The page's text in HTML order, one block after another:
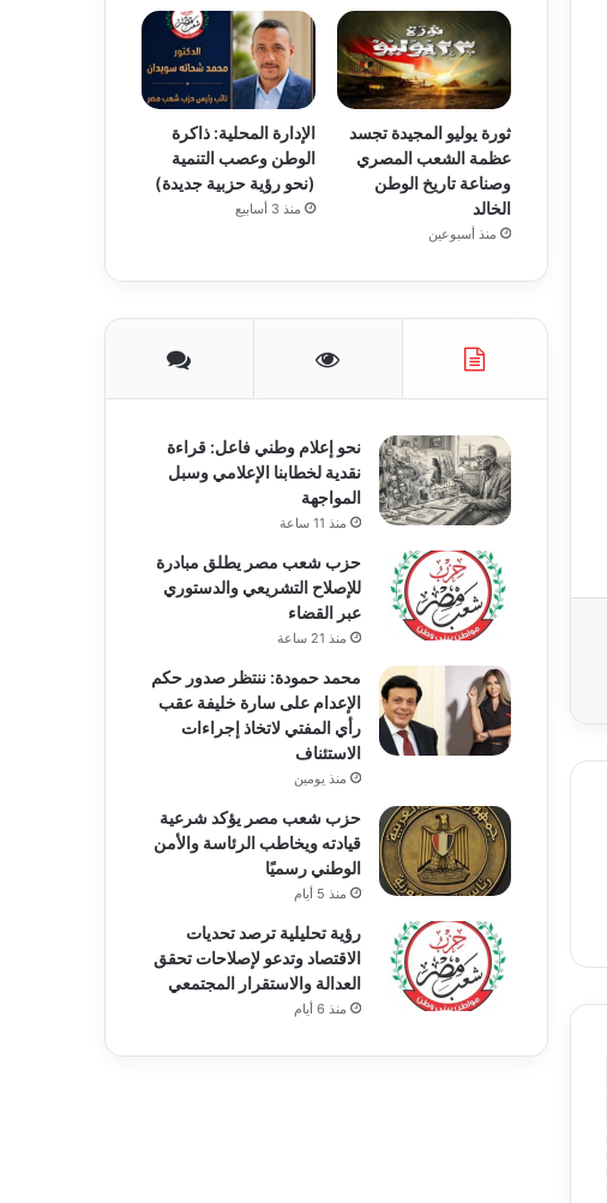
ثورة يوليو المجيدة تجسد
عظمة الشعب المصري
وصناعة تاريخ الوطن
الخالد
منذ أسبوعين
الإدارة المحلية: ذاكرة
الوطن وعصب التنمية
(نحو رؤية حزبية جديدة)
منذ 3 أسابيع
نحو إعلام وطني فاعل: قراءة
نقدية لخطابنا الإعلامي وسبل
المواجهة
منذ 11 ساعة
حزب شعب مصر يطلق مبادرة
للإصلاح التشريعي والدستوري
عبر القضاء
منذ 21 ساعة
محمد حمودة: ننتظر صدور حكم
الإعدام على سارة خليفة عقب
رأي المفتي لاتخاذ إجراءات
الاستئناف
منذ يومين
حزب شعب مصر يؤكد شرعية
قيادته ويخاطب الرئاسة والأمن
الوطني رسميًا
منذ 5 أيام
رؤية تحليلية ترصد تحديات
الاقتصاد وتدعو لإصلاحات تحقق
العدالة والاستقرار المجتمعي
منذ 6 أيام